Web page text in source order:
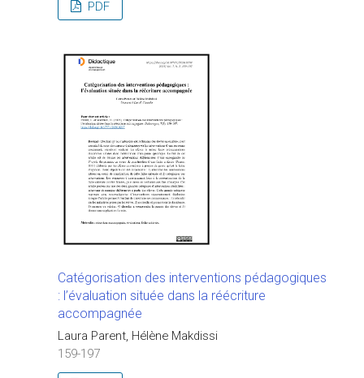
PDF
Catégorisation des interventions pédagogiques
: l’évaluation située dans la réécriture
accompagnée
Laura Parent, Hélène Makdissi
159-197